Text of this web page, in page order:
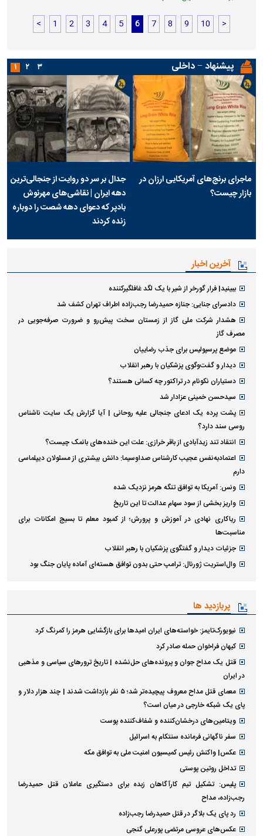
< 1 2 3 4 5 6 7 8 9 10 >
پیشنهاد − داخلی
ماجرای برنج‌های آمریکایی ارزان در
بازار چیست؟
جدال بر سر دو روایت از جنجالی‌ترین
دهه ایران | نقاشی‌های مهرنوش
بادپر که دعوای دهه شصت را دوباره
زنده کردند
۱ ۲ ۳
آخرین اخبار
ببینید| فرار گورخر از شیر با یک لگد غافلگیرکننده
دادسرای جنایی: جنازه حمیدرضا رجب‌زاده اطراف تهران کشف شد
هشدار شرکت ملی گاز از زمستان سخت پیش‌رو و ضرورت صرفه‌جویی در
مصرف گاز
موضع پرسپولیس برای جذب رضاییان
دیدار و گفت‌وگوی پزشکیان با رهبر انقلاب
دستیاران نکونام در تراکتور چه کسانی هستند؟
سیدحسن خمینی عزادار شد
پشت پرده یک ادعای جنجالی علیه روحانی | آیا گزارش یک سایت ناشناس
روسی سند دارد؟
انتقاد تند زیدآبادی از باقر خرازی: علت این خنده‌های بانمک چیست؟
اعتمادبه‌نفس عجیب کارشناس صداوسیما: دانش بیشتری از مسئولان دیپلماسی
دارم
ونس: آمریکا به توافق تنگه هرمز نزدیک شده
واریز بخشی از سود سهام عدالت تا این تاریخ
ریاکاری نهادی در آموزش و پرورش؛ از کمبود معلم تا بسیج امکانات برای
مناسبت‌ها
جزئیات دیدار و گفتگوی پزشکیان با رهبر انقلاب
وال‌استریت ژورنال: ترامپ حتی بدون توافق هسته‌ای آماده پایان جنگ بود
پربازدید ها
نیویورک‌تایمز: خواسته‌های ایران امیدها برای بازگشایی هرمز را کمرنگ کرد
کیهان فراخوان حمله صادر کرد
قتل یک مداح جوان و پرونده‌های حل‌نشده | تاریخ ترورهای سیاسی و مذهبی
در ایران
معمای قتل مداح معروف پیچیده‌تر شد؛ ۵ نفر بازداشت شدند | چند هزار دلار و
پای یک شبکه خارجی در میان است؟
ویتامین‌های درخشان‌کننده و شفاف‌کننده پوست
سفر ناگهانی فرمانده سنتکام به اسرائیل
عکس| واکنش رئیس کمیسیون امنیت ملی به توافق مکه
تداخل روتین پوستی
پلیس: تشکیل تیم کارآگاهان زبده برای دستگیری عاملان قتل حمیدرضا
رجب‌زاده، مداح
رد پای یک بلاگر در قتل حمیدرضا رجب‌زاده
عکس‌های عروسی مرتضی پورعلی گنجی